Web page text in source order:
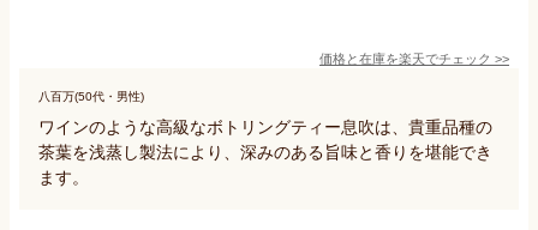
価格と在庫を楽天でチェック >>
八百万(50代・男性)
ワインのような高級なボトリングティー息吹は、貴重品種の
茶葉を浅蒸し製法により、深みのある旨味と香りを堪能でき
ます。